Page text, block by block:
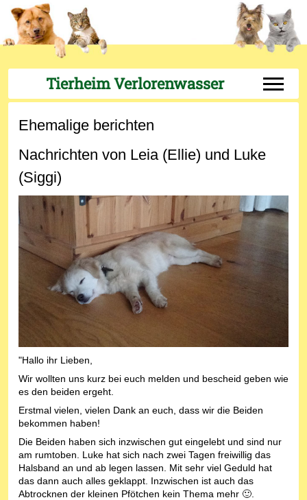
Tierheim Verlorenwasser Off-
Ehemalige berichten
Nachrichten von Leia (Ellie) und Luke
(Siggi)
"Hallo ihr Lieben,
Wir wollten uns kurz bei euch melden und bescheid geben wie
es den beiden ergeht.
Erstmal vielen, vielen Dank an euch, dass wir die Beiden
bekommen haben!
Die Beiden haben sich inzwischen gut eingelebt und sind nur
am rumtoben. Luke hat sich nach zwei Tagen freiwillig das
Halsband an und ab legen lassen. Mit sehr viel Geduld hat
das dann auch alles geklappt. Inzwischen ist auch das
Abtrocknen der kleinen Pfötchen kein Thema mehr 🙂.